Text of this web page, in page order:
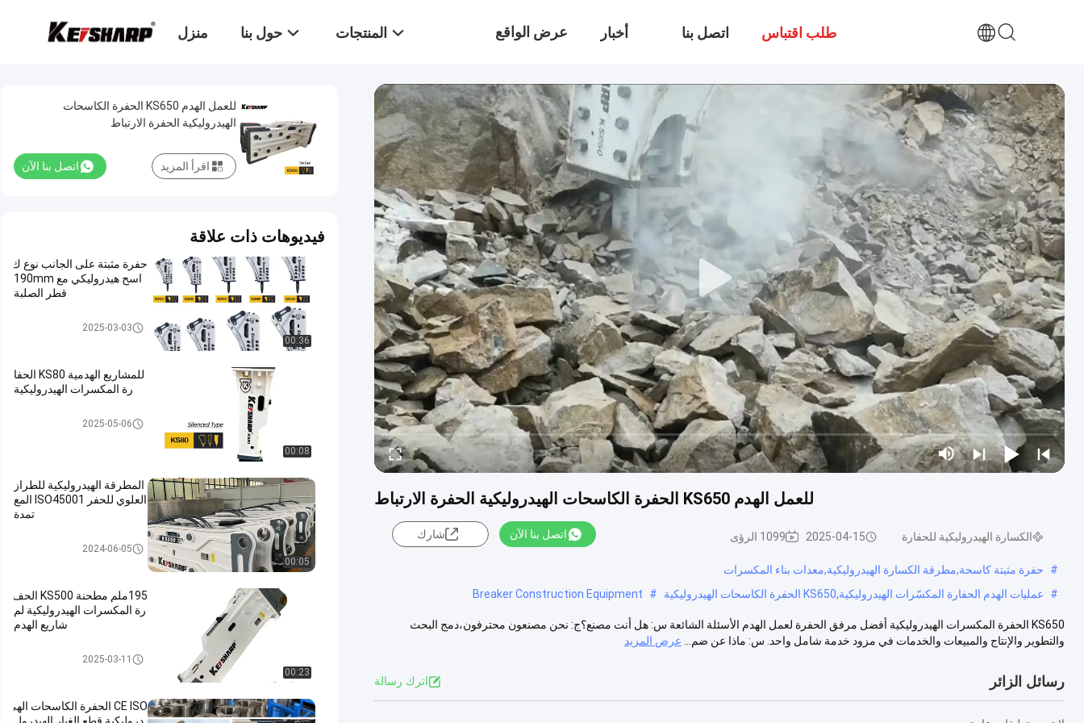
منزل حول بنا المنتجات عرض الواقع
الافتراضي
أخبار اتصل بنا طلب اقتباس
للعمل الهدم KS650 الحفرة الكاسحات الهيدروليكية الحفرة الارتباط
الكسارة الهيدروليكية للحفارة 2025-04-15 1099 الرؤى اتصل بنا الآن شارك
#
حفرة مثبتة كاسحة,مطرقة الكسارة الهيدروليكية,معدات بناء المكسرات
#
عمليات الهدم الحفارة المكسّرات الهيدروليكية,KS650 الحفرة الكاسحات الهيدروليكية #
Breaker Construction Equipment
KS650 الحفرة المكسرات الهيدروليكية أفضل مرفق الحفرة لعمل الهدم الأسئلة الشائعة س: هل أنت مصنع؟ج: نحن مصنعون محترفون،دمج البحث
والتطوير والإنتاج والمبيعات والخدمات في مزود خدمة شامل واحد. س: ماذا عن ضم...
عرض المزيد
رسائل الزائر اترك رسالة
للعمل الهدم KS650 الحفرة الكاسحات
الهيدروليكية الحفرة الارتباط
اتصل بنا الآن اقرأ المزيد
فيديوهات ذات علاقة
00:36
حفرة مثبتة على الجانب نوع ك
اسح هيدروليكي مع 190mm
قطر الصلبة
الكسارة الهيدروليكية للحفارة
2025-03-03
00:08
للمشاريع الهدمية KS80 الحفا
رة المكسرات الهيدروليكية
الكسارة الهيدروليكية للحفارة
2025-05-06
00:05
المطرقة الهيدروليكية للطراز
العلوي للحفر ISO45001 المع
تمدة
الكسارة الهيدروليكية للحفارة
2024-06-05
00:23
195ملم مطحنة KS500 الحف
رة المكسرات الهيدروليكية لم
شاريع الهدم
الكسارة الهيدروليكية للحفارة
2025-03-11
CE ISO الحفرة الكاسحات الهي